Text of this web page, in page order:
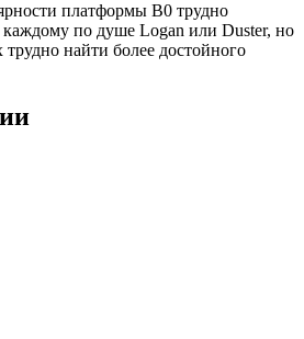
платформы B0 трудно
каждому по душе Logan или Duster, но
найти более достойного